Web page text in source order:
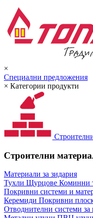
×
Специални предложения
× Категории продукти
Строителни
Материали за зидария
Тухли Щурцове Коминни
Покривни системи и
Керемиди Покривни
Отводнителни системи за